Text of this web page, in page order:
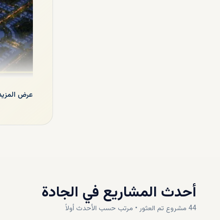
وهذه
عرض
أحدث المشاريع في الجادة
44 مشروع تم العثور • مرتب حسب الأحدث أولاً